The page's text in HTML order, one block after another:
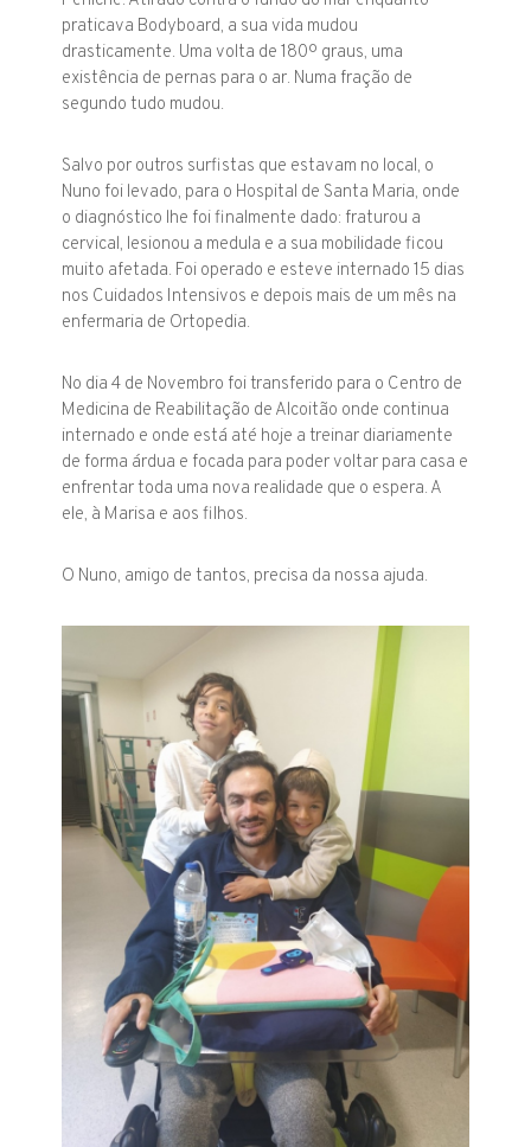
praticava Bodyboard, a sua vida mudou
drasticamente. Uma volta de 180º graus, uma
existência de pernas para o ar. Numa fração de
segundo tudo mudou.
Salvo por outros surfistas que estavam no local, o
Nuno foi levado, para o Hospital de Santa Maria, onde
o diagnóstico lhe foi finalmente dado: fraturou a
cervical, lesionou a medula e a sua mobilidade ficou
muito afetada. Foi operado e esteve internado 15 dias
nos Cuidados Intensivos e depois mais de um mês na
enfermaria de Ortopedia.
No dia 4 de Novembro foi transferido para o Centro de
Medicina de Reabilitação de Alcoitão onde continua
internado e onde está até hoje a treinar diariamente
de forma árdua e focada para poder voltar para casa e
enfrentar toda uma nova realidade que o espera. A
ele, à Marisa e aos filhos.
O Nuno, amigo de tantos, precisa da nossa ajuda.